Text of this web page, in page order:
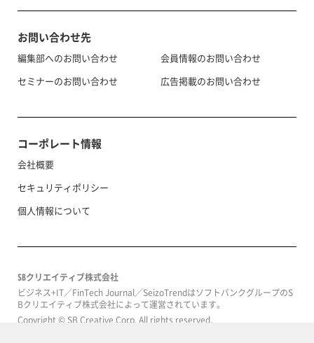
お問い合わせ先
編集部へのお問い合わせ
セミナーのお問い合わせ
会員情報のお問い合わせ
広告掲載のお問い合わせ
コーポレート情報
会社概要
セキュリティポリシー
個人情報について
SBクリエイティブ株式会社
ビジネス+IT／FinTech Journal／SeizoTrendはソフトバンクグループのS
Bクリエイティブ株式会社によって運営されています。
Copyright © SB Creative Corp. All rights reserved.